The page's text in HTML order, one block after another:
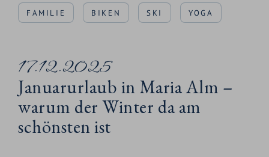
FAMILIE BIKEN SKI YOGA
17.12.2025
Januarurlaub in Maria Alm –
warum der Winter da am
schönsten ist